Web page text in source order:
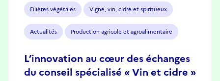
Filières végétales Vigne, vin, cidre et spiritueux
Actualités Production agricole et agroalimentaire
L’innovation au cœur des échanges
du conseil spécialisé « Vin et cidre »